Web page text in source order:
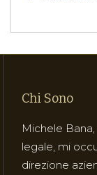
Chi Sono
Michele
legale, mi
direzione